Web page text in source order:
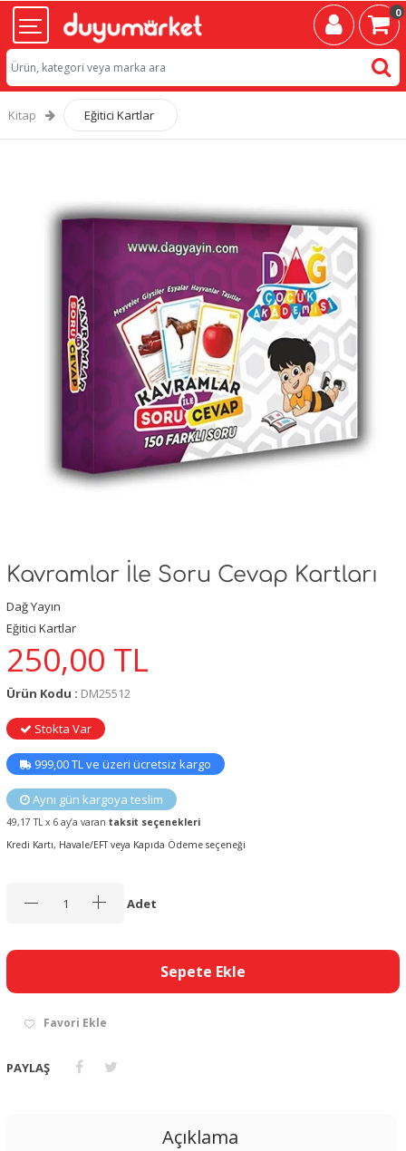
0
Kitap Eğitici Kartlar
Kavramlar İle Soru Cevap Kartları
Dağ Yayın
Eğitici Kartlar
250,00 TL
Ürün Kodu : DM25512
Stokta Var
999,00 TL ve üzeri ücretsiz kargo
Aynı gün kargoya teslim
49,17 TL x 6 ay’a varan taksit seçenekleri
Kredi Kartı, Havale/EFT veya Kapıda Ödeme seçeneği
Adet
Sepete Ekle
Favori Ekle
PAYLAŞ
Açıklama